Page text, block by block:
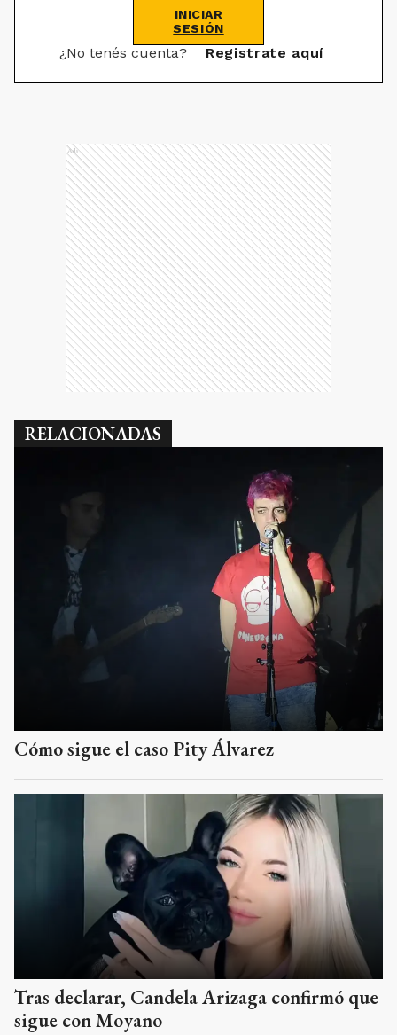
INICIAR
SESIÓN
¿No tenés cuenta? Registrate aquí
Ads
RELACIONADAS
Cómo sigue el caso Pity Álvarez
Tras declarar, Candela Arizaga confirmó que
sigue con Moyano